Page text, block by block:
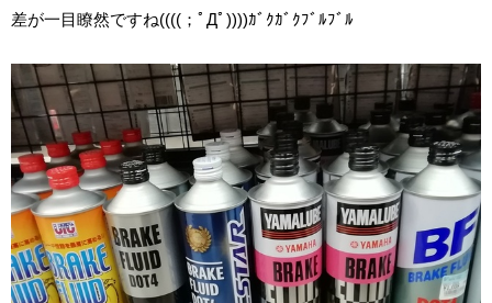
差が一目瞭然ですね((((；ﾟДﾟ))))ｶﾞｸｶﾞｸﾌﾞﾙﾌﾞﾙ